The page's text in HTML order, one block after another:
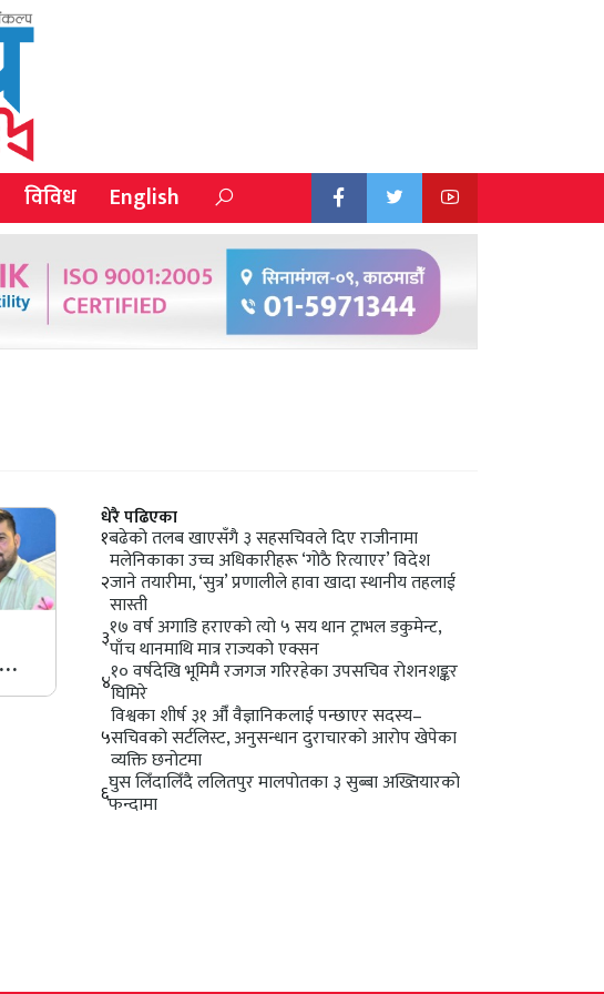
विविध English
धेरै पढिएका
१बढेको तलब खाएसँगै ३ सहसचिवले दिए राजीनामा
२
मलेनिकाका उच्च अधिकारीहरू ‘गोठै रित्याएर’ विदेश
जाने तयारीमा, ‘सुत्र’ प्रणालीले हावा खादा स्थानीय तहलाई
सास्ती
३१७ वर्ष अगाडि हराएको त्यो ५ सय थान ट्राभल डकुमेन्ट,
पाँच थानमाथि मात्र राज्यको एक्सन
४१० वर्षदेखि भूमिमै रजगज गरिरहेका उपसचिव रोशनशङ्कर
घिमिरे
५
विश्वका शीर्ष ३१ औँ वैज्ञानिकलाई पन्छाएर सदस्य–
सचिवको सर्टलिस्ट, अनुसन्धान दुराचारको आरोप खेपेका
व्यक्ति छनोटमा
६घुस लिँदालिँदै ललितपुर मालपोतका ३ सुब्बा अख्तियारको
फन्दामा